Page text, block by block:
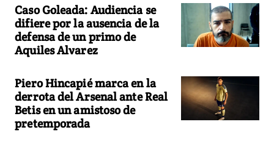
Caso Goleada: Audiencia se
difiere por la ausencia de la
defensa de un primo de
Aquiles Alvarez
Piero Hincapié marca en la
derrota del Arsenal ante Real
Betis en un amistoso de
pretemporada